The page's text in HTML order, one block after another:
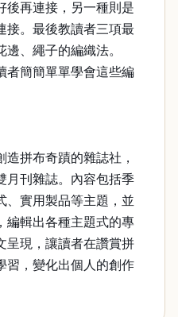
後再連接，另一種則是
接。最後教讀者三項最
、繩子的編織法。
者簡簡單單學會這些編
拼布奇蹟的雜誌社，
月刊雜誌。內容包括季
、實用製品等主題，並
編輯出各種主題式的專
呈現，讓讀者在讚賞拼
習，變化出個人的創作